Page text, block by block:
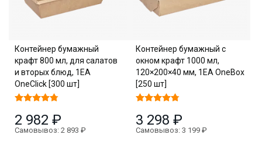
Контейнер бумажный
крафт 800 мл, для салатов
и вторых блюд, 1EA
OneClick [300 шт]
2 982 ₽
Самовывоз: 2 893 ₽
Контейнер бумажный с
окном крафт 1000 мл,
120×200×40 мм, 1EA OneBox
[250 шт]
3 298 ₽
Самовывоз: 3 199 ₽